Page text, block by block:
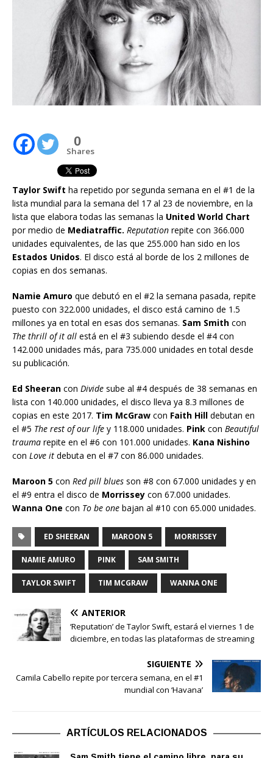
0
Shares
Taylor Swift ha repetido por segunda semana en el #1 de la
lista mundial para la semana del 17 al 23 de noviembre, en la
lista que elabora todas las semanas la United World Chart
por medio de Mediatraffic. Reputation repite con 366.000
unidades equivalentes, de las que 255.000 han sido en los
Estados Unidos. El disco está al borde de los 2 millones de
copias en dos semanas.
Namie Amuro que debutó en el #2 la semana pasada, repite
puesto con 322.000 unidades, el disco está camino de 1.5
millones ya en total en esas dos semanas. Sam Smith con
The thrill of it all está en el #3 subiendo desde el #4 con
142.000 unidades más, para 735.000 unidades en total desde
su publicación.
Ed Sheeran con Divide sube al #4 después de 38 semanas en
lista con 140.000 unidades, el disco lleva ya 8.3 millones de
copias en este 2017. Tim McGraw con Faith Hill debutan en
el #5 The rest of our life y 118.000 unidades. Pink con Beautiful
trauma repite en el #6 con 101.000 unidades. Kana Nishino
con Love it debuta en el #7 con 86.000 unidades.
Maroon 5 con Red pill blues son #8 con 67.000 unidades y en
el #9 entra el disco de Morrissey con 67.000 unidades.
Wanna One con To be one bajan al #10 con 65.000 unidades.
ED SHEERAN MAROON 5 MORRISSEY
NAMIE AMURO PINK SAM SMITH
TAYLOR SWIFT TIM MCGRAW WANNA ONE
ANTERIOR
‘Reputation’ de Taylor Swift, estará el viernes 1 de
diciembre, en todas las plataformas de streaming
SIGUIENTE
Camila Cabello repite por tercera semana, en el #1
mundial con ‘Havana’
ARTÍCULOS RELACIONADOS